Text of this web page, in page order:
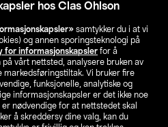
hos Clas Ohlson
samtykker du i at vi
og annen sporingsteknologi på
for informasjonskapsler for å
vårt nettsted, analysere bruken av
markedsføringstiltak. Vi bruker fire
funksjonelle, analytiske og
informasjonskapsler er det ikke noe
nødvendige for at nettstedet skal
å skreddersy dine valg, kan du
din butikk
NO FI